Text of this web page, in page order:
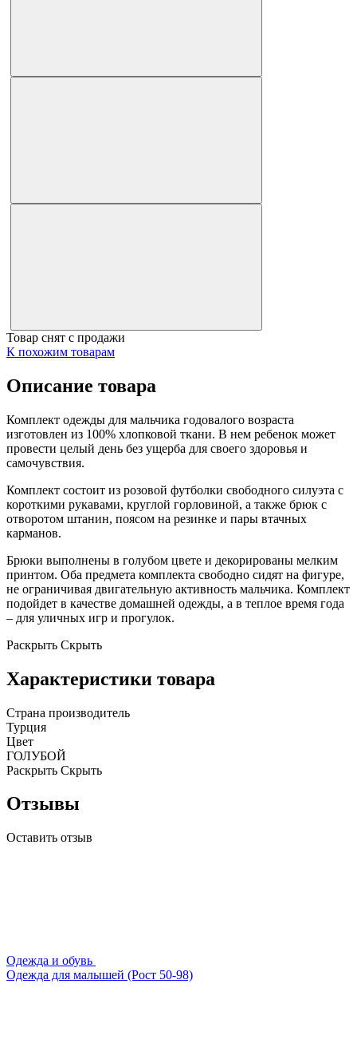
Товар снят с продажи
К похожим товарам
Описание товара
Комплект одежды для мальчика годовалого возраста
изготовлен из 100% хлопковой ткани. В нем ребенок может
провести целый день без ущерба для своего здоровья и
самочувствия.
Комплект состоит из розовой футболки свободного силуэта с
короткими рукавами, круглой горловиной, а также брюк с
отворотом штанин, поясом на резинке и пары втачных
карманов.
Брюки выполнены в голубом цвете и декорированы мелким
принтом. Оба предмета комплекта свободно сидят на фигуре,
не ограничивая двигательную активность мальчика. Комплект
подойдет в качестве домашней одежды, а в теплое время года
– для уличных игр и прогулок.
Раскрыть Скрыть
Характеристики товара
Страна производитель
Турция
Цвет
ГОЛУБОЙ
Раскрыть Скрыть
Отзывы
Оставить отзыв
Одежда и обувь
Одежда для малышей (Рост 50-98)